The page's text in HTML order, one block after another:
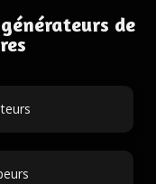
de